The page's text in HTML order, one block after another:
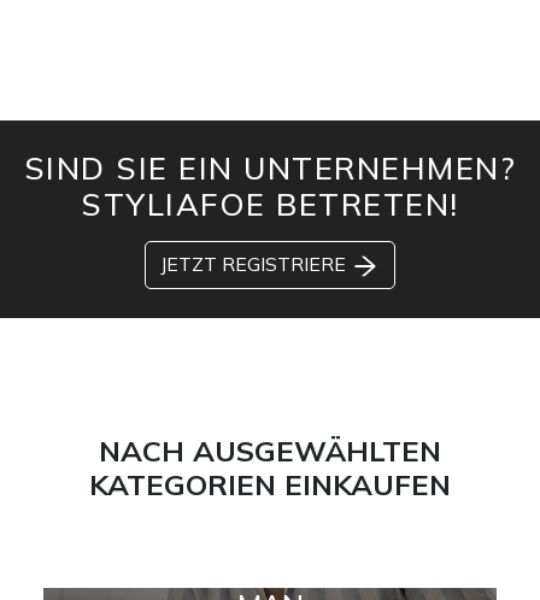
SIND SIE EIN UNTERNEHMEN?
STYLIAFOE BETRETEN!
JETZT REGISTRIERE
NACH AUSGEWÄHLTEN
KATEGORIEN EINKAUFEN